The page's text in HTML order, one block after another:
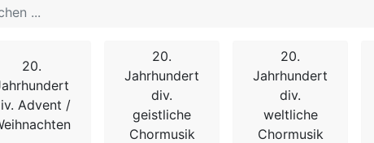
20.
Advent /
20.
Jahrhundert
div.
geistliche
Chormusik
20.
Jahrhundert
div.
weltliche
Chormusik